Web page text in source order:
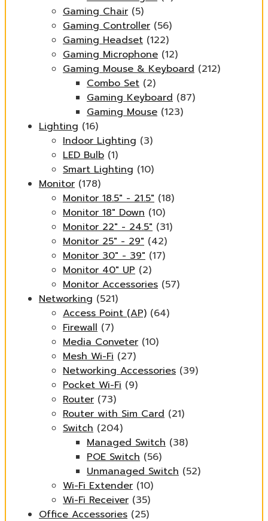
Gaming Chair (5)
Gaming Controller (56)
Gaming Headset (122)
Gaming Microphone (12)
Gaming Mouse & Keyboard (212)
Combo Set (2)
Gaming Keyboard (87)
Gaming Mouse (123)
Lighting (16)
Indoor Lighting (3)
LED Bulb (1)
Smart Lighting (10)
Monitor (178)
Monitor 18.5" - 21.5" (18)
Monitor 18" Down (10)
Monitor 22" - 24.5" (31)
Monitor 25" - 29" (42)
Monitor 30" - 39" (17)
Monitor 40" UP (2)
Monitor Accessories (57)
Networking (521)
Access Point (AP) (64)
Firewall (7)
Media Conveter (10)
Mesh Wi-Fi (27)
Networking Accessories (39)
Pocket Wi-Fi (9)
Router (73)
Router with Sim Card (21)
Switch (204)
Managed Switch (38)
POE Switch (56)
Unmanaged Switch (52)
Wi-Fi Extender (10)
Wi-Fi Receiver (35)
Office Accessories (25)